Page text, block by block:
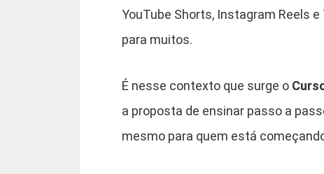
YouTube Shorts, Instagram Reels
para muitos.
É nesse contexto que surge o
a proposta de ensinar passo a
mesmo para quem está